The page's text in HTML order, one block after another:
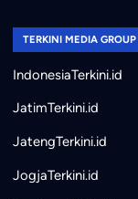
TERKINI MEDIA GROUP
IndonesiaTerkini.id
JatimTerkini.id
JatengTerkini.id
JogjaTerkini.id